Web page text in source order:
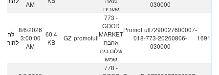
AM
שערים
030000
לחץ
להורדה
8/6/2026
3:00:00
AM
60.4
KB
GZ promofull
773 -
GOOD
MARKET
אהבת
שלום בית
שמש
PromoFull7290027600007-
018-773-20260806-
030000
1691
778 -